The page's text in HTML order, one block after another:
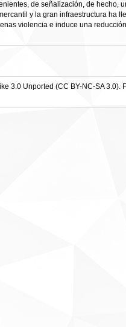
de señalización, de hecho,
y la gran infraestructura ha
violencia e induce una
3.0 Unported (CC BY-NC-SA 3.0).